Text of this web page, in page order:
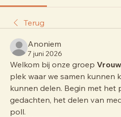
Terug
Anoniem
7 juni 2026
Welkom bij onze groep
plek waar we samen kunnen
kunnen delen. Begin met het
gedachten, het delen van
poll.